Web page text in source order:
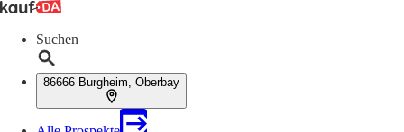
Suchen
86666 Burgheim, Oberbay